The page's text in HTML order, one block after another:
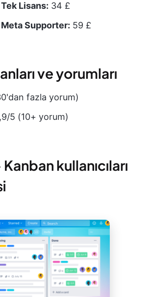
Lisans: 34 £
Supporter: 59 £
ve yorumları
fazla yorum)
5 (10+ yorum)
kullanıcıları